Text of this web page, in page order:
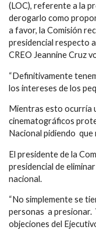
(LOC), referente a la
derogarlo como
a favor, la Comisión
presidencial respecto
CREO Jeannine Cruz
“Definitivamente
los intereses de los
Mientras esto ocurría
cinematográficos
Nacional pidiendo que
El presidente de la
presidencial de
nacional.
“No simplemente se
personas a presionar.
objeciones del